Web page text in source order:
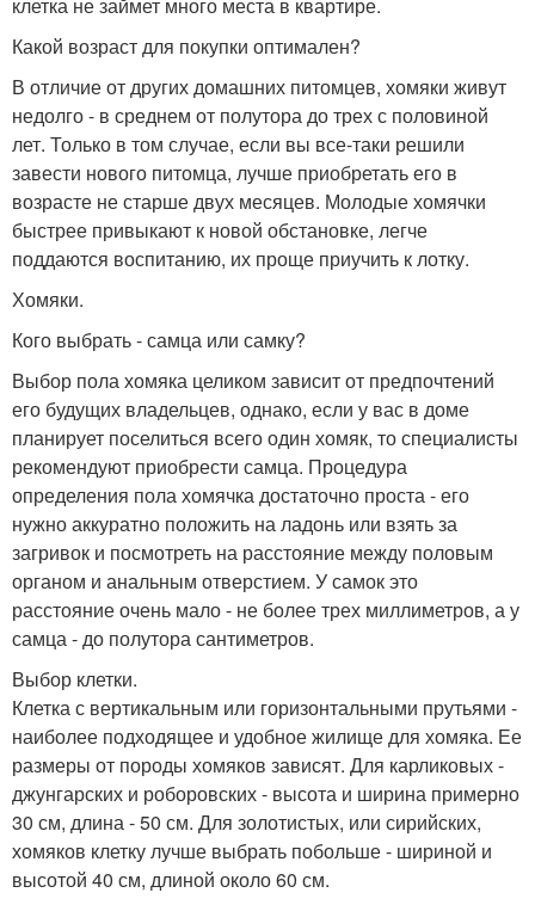
Какой возраст для покупки оптимален?
В отличие от других домашних питомцев, хомяки живут
недолго - в среднем от полутора до трех с половиной
лет. Только в том случае, если вы все-таки решили
завести нового питомца, лучше приобретать его в
возрасте не старше двух месяцев. Молодые хомячки
быстрее привыкают к новой обстановке, легче
поддаются воспитанию, их проще приучить к лотку.
Хомяки.
Кого выбрать - самца или самку?
Выбор пола хомяка целиком зависит от предпочтений
его будущих владельцев, однако, если у вас в доме
планирует поселиться всего один хомяк, то специалисты
рекомендуют приобрести самца. Процедура
определения пола хомячка достаточно проста - его
нужно аккуратно положить на ладонь или взять за
загривок и посмотреть на расстояние между половым
органом и анальным отверстием. У самок это
расстояние очень мало - не более трех миллиметров, а у
самца - до полутора сантиметров.
Выбор клетки.
Клетка с вертикальным или горизонтальными прутьями -
наиболее подходящее и удобное жилище для хомяка. Ее
размеры от породы хомяков зависят. Для карликовых -
джунгарских и роборовских - высота и ширина примерно
30 см, длина - 50 см. Для золотистых, или сирийских,
хомяков клетку лучше выбрать побольше - шириной и
высотой 40 см, длиной около 60 см.